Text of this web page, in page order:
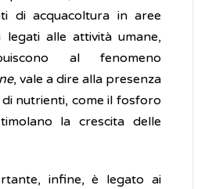
di acquacoltura in aree
alle attività umane,
al fenomeno
, vale a dire alla presenza
nutrienti, come il fosforo
la crescita delle
infine, è legato ai